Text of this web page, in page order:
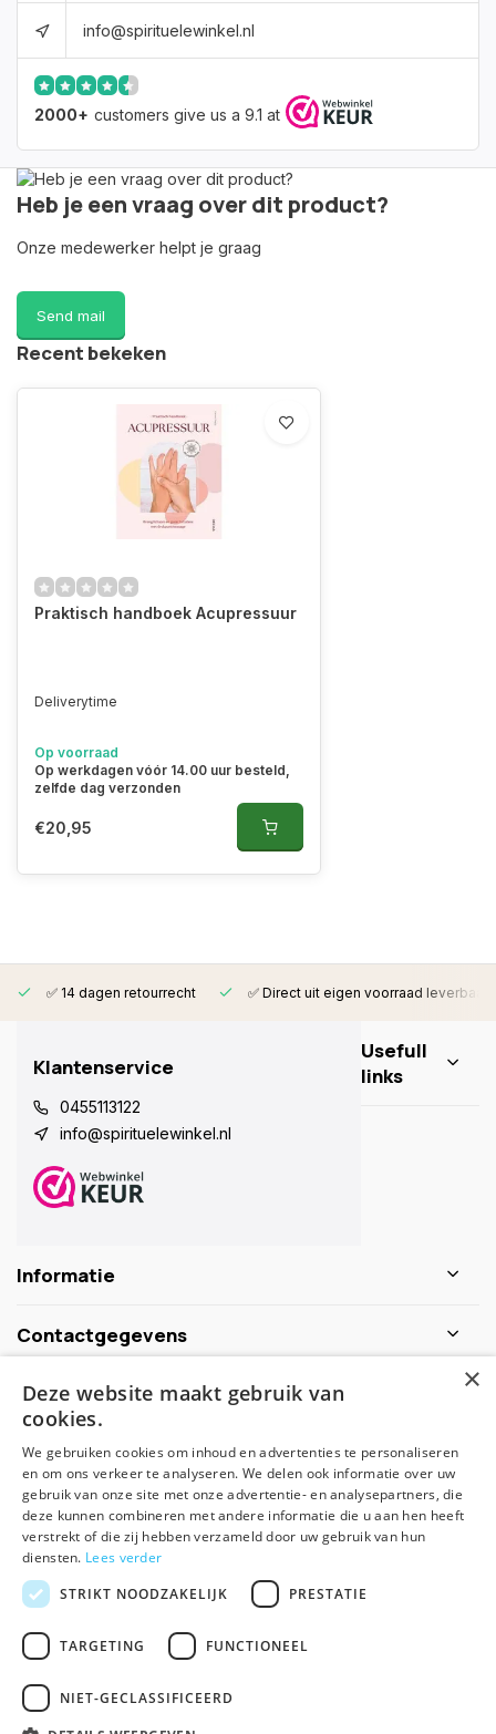
info@spirituelewinkel.nl
2000+ customers give us a 9.1 at
Heb je een vraag over dit product?
Onze medewerker helpt je graag
Send mail
Recent bekeken
Praktisch handboek Acupressuur
Deliverytime
Op voorraad
Op werkdagen vóór 14.00 uur besteld,
zelfde dag verzonden
€20,95
✅ 14 dagen retourrecht ✅ Direct uit eigen voorraad leverbaar
Klantenservice
0455113122
info@spirituelewinkel.nl
Usefull
links
Informatie
Contactgegevens
Schijf je nu in voor de nieuwsbrief
Abonneer
Algemene voorwaarden Disclaimer
×
Deze website maakt gebruik van
cookies.
We gebruiken cookies om inhoud en advertenties te personaliseren
en om ons verkeer te analyseren. We delen ook informatie over uw
gebruik van onze site met onze advertentie- en analysepartners, die
deze kunnen combineren met andere informatie die u aan hen heeft
verstrekt of die zij hebben verzameld door uw gebruik van hun
diensten. Lees verder
STRIKT NOODZAKELIJK
PRESTATIE
TARGETING FUNCTIONEEL
NIET-GECLASSIFICEERD